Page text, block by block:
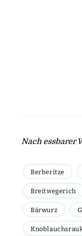
Nach essbarer
Berberitze
Breitwegerich
Bärwurz